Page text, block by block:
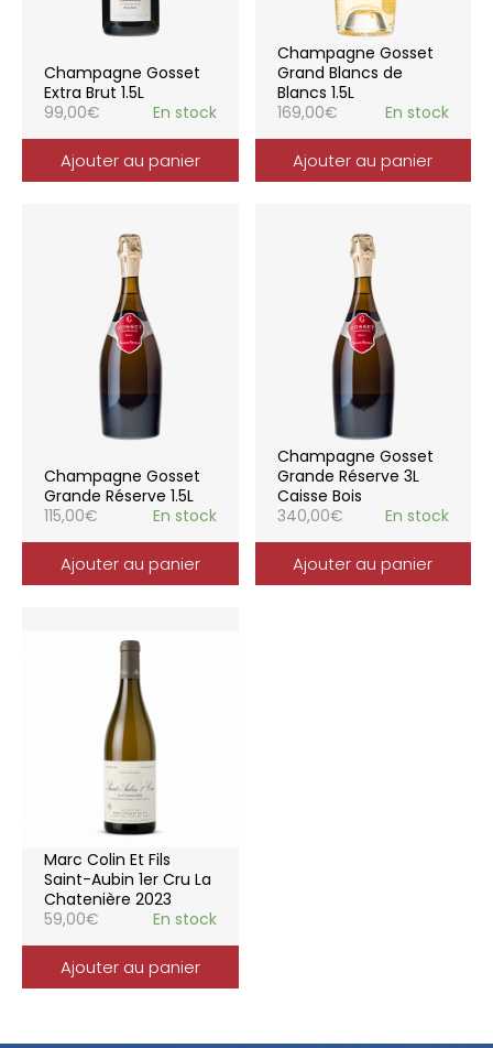
Champagne Gosset
Extra Brut 1.5L
99,00€ En stock
Ajouter au panier
Champagne Gosset
Grand Blancs de
Blancs 1.5L
169,00€ En stock
Ajouter au panier
Champagne Gosset
Grande Réserve 1.5L
115,00€ En stock
Ajouter au panier
Champagne Gosset
Grande Réserve 3L
Caisse Bois
340,00€ En stock
Ajouter au panier
Marc Colin Et Fils
Saint-Aubin 1er Cru La
Chatenière 2023
59,00€ En stock
Ajouter au panier